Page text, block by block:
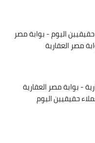
اليوم - بوابة مصر
مصر العقارية
- بوابة مصر العقارية
حقيقيين اليوم